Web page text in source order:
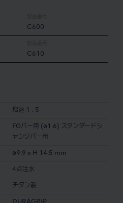
C600
C610
増速 1 : 5
FGバー用 (ø1.6) スタンダードシ
ャンクバー用
ø9.9 x H 14.5 mm
4点注水
チタン製
DURAGRIP